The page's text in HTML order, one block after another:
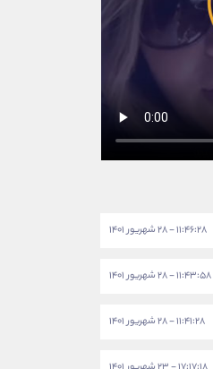
۱۱:۴۶:۲۸ - ۲۸ شهریور ۱۴۰۱
۱۱:۴۳:۵۸ - ۲۸ شهریور ۱۴۰۱
۱۱:۴۱:۲۸ - ۲۸ شهریور ۱۴۰۱